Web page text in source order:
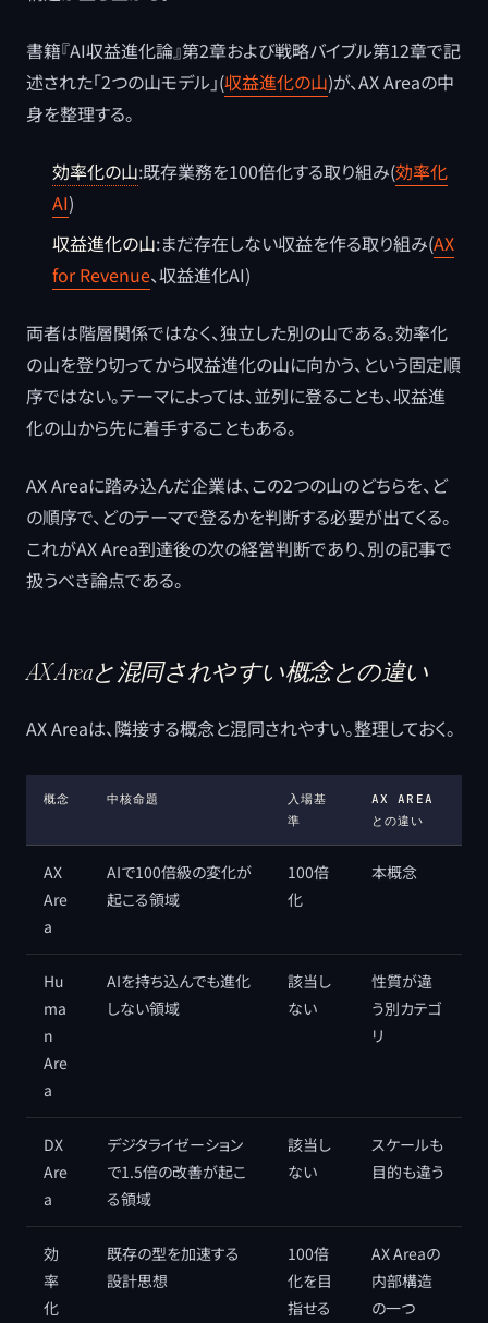
書籍『AI収益進化論』第2章および戦略バイブル第12章で記
述された「2つの山モデル」(収益進化の山)が、AX Areaの中
身を整理する。
効率化の山:既存業務を100倍化する取り組み(効率化
AI)
収益進化の山:まだ存在しない収益を作る取り組み(AX
for Revenue、収益進化AI)
両者は階層関係ではなく、独立した別の山である。効率化
の山を登り切ってから収益進化の山に向かう、という固定順
序ではない。テーマによっては、並列に登ることも、収益進
化の山から先に着手することもある。
AX Areaに踏み込んだ企業は、この2つの山のどちらを、ど
の順序で、どのテーマで登るかを判断する必要が出てくる。
これがAX Area到達後の次の経営判断であり、別の記事で
扱うべき論点である。
AX Areaと混同されやすい概念との違い
AX Areaは、隣接する概念と混同されやすい。整理しておく。
概念 中核命題
入場基
準
AX AREA
との違い
AX
Are
a
AIで100倍級の変化が
起こる領域
100倍
化
本概念
Hu
ma
n
Are
a
AIを持ち込んでも進化
しない領域
該当し
ない
性質が違
う別カテゴ
リ
DX
Are
a
デジタライゼーション
で1.5倍の改善が起こ
る領域
該当し
ない
スケールも
目的も違う
効
率
化
既存の型を加速する
設計思想
100倍
化を目
指せる
AX Areaの
内部構造
の一つ